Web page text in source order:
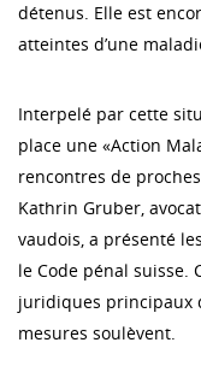
détenus. Elle est
atteintes d’une
Interpelé par cette
place une «Action
rencontres de
Kathrin Gruber,
vaudois, a présenté
le Code pénal suisse.
juridiques principaux
mesures soulèvent.